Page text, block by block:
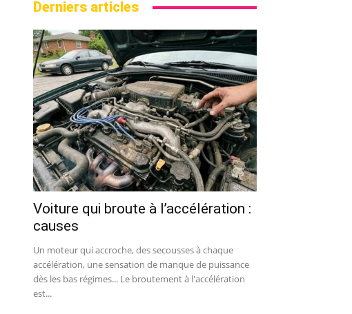
Derniers articles
Voiture qui broute à l’accélération :
causes
Un moteur qui accroche, des secousses à chaque
accélération, une sensation de manque de puissance
dès les bas régimes... Le broutement à l'accélération
est...